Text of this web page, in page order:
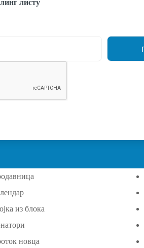
листу
из блока
новца